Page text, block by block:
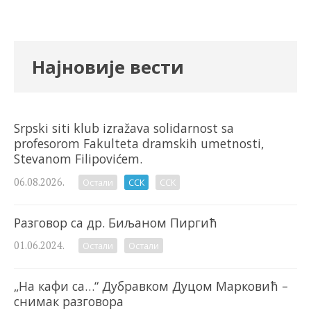
Најновије вести
Srpski siti klub izražava solidarnost sa
profesorom Fakulteta dramskih umetnosti,
Stevanom Filipovićem.
06.08.2026. Остали ССК ССК
Разговор са др. Биљаном Пиргић
01.06.2024. Остали Остали
„На кафи са…“ Дубравком Дуцом Марковић –
снимак разговора